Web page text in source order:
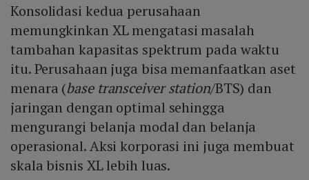
Konsolidasi kedua perusahaan
memungkinkan XL mengatasi masalah
tambahan kapasitas spektrum pada waktu
itu. Perusahaan juga bisa memanfaatkan aset
menara (base transceiver station/BTS) dan
jaringan dengan optimal sehingga
mengurangi belanja modal dan belanja
operasional. Aksi korporasi ini juga membuat
skala bisnis XL lebih luas.